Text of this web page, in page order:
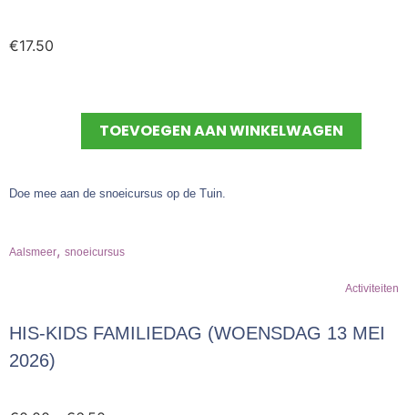
€17.50
TOEVOEGEN AAN WINKELWAGEN
Doe mee aan de snoeicursus op de Tuin.
Aalsmeer, snoeicursus
Activiteiten
HIS-KIDS FAMILIEDAG (WOENSDAG 13 MEI
2026)